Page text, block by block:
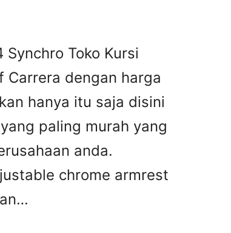
Toko Kursi
Carrera dengan harga
hanya itu saja disini
paling murah yang
anda.
chrome armrest